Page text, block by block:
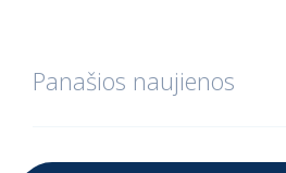
Panašios naujienos